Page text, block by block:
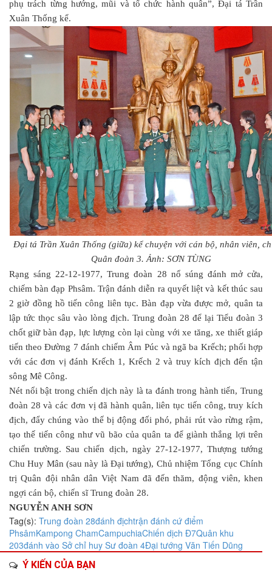
phụ trách từng hướng, mũi và tổ chức hành quân”, Đại tá Trần
Xuân Thống kể.
Đại tá Trần Xuân Thống (giữa) kể chuyện với cán bộ, nhân viên,
Quân đoàn 3. Ảnh: SƠN TÙNG
Rạng sáng 22-12-1977, Trung đoàn 28 nổ súng đánh mở cửa,
chiếm bàn đạp Phsâm. Trận đánh diễn ra quyết liệt và kết thúc sau
2 giờ đồng hồ tiến công liên tục. Bàn đạp vừa được mở, quân ta
lập tức thọc sâu vào lòng địch. Trung đoàn 28 để lại Tiểu đoàn 3
chốt giữ bàn đạp, lực lượng còn lại cùng với xe tăng, xe thiết giáp
tiến theo Đường 7 đánh chiếm Âm Púc và ngã ba Krếch; phối hợp
với các đơn vị đánh Krếch 1, Krếch 2 và truy kích địch đến tận
sông Mê Công.
Nét nổi bật trong chiến dịch này là ta đánh trong hành tiến, Trung
đoàn 28 và các đơn vị đã hành quân, liên tục tiến công, truy kích
địch, đẩy chúng vào thế bị động đối phó, phải rút vào rừng rậm,
tạo thế tiến công như vũ bão của quân ta để giành thắng lợi trên
chiến trường. Sau chiến dịch, ngày 27-12-1977, Thượng tướng
Chu Huy Mân (sau này là Đại tướng), Chủ nhiệm Tổng cục Chính
trị Quân đội nhân dân Việt Nam đã đến thăm, động viên, khen
ngợi cán bộ, chiến sĩ Trung đoàn 28.
NGUYỄN ANH SƠN
Tag(s): Trung đoàn 28đánh địchtrận đánh cứ điểm
PhsâmKampong ChamCampuchiaChiến dịch Đ7Quân khu
203đánh vào Sở chỉ huy Sư đoàn 4Đại tướng Văn Tiến Dũng
Ý KIẾN CỦA BẠN